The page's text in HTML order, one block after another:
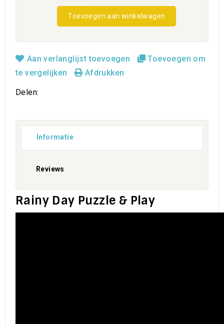
Toevoegen aan winkelwagen
Aan verlanglijst toevoegen
Toevoegen om
te vergelijken
Afdrukken
Delen:
Informatie
Reviews
Rainy Day Puzzle & Play